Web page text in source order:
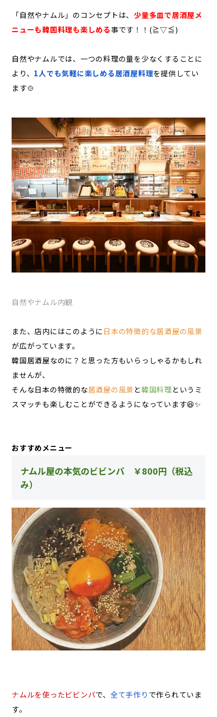
「自然やナムル」のコンセプトは、 少量多皿で居酒屋メ
ニューも韓国料理も楽しめる事です！！(≧▽≦)
自然やナムルでは、一つの料理の量を少なくすることに
より、 1人でも気軽に楽しめる居酒屋料理を提供してい
ます🍲
自然やナムル内観
また、店内にはこのように日本の特徴的な居酒屋の風景
が広がっています。
韓国居酒屋なのに？と思った方もいらっしゃるかもしれ
ませんが、
そんな日本の特徴的な居酒屋の風景と韓国料理というミ
スマッチも楽しむことができるようになっています😆✨
おすすめメニュー
ナムル屋の本気のビビンバ ￥800円（税込
み）
ナムルを使ったビビンバで、 全て手作り で作られていま
す。